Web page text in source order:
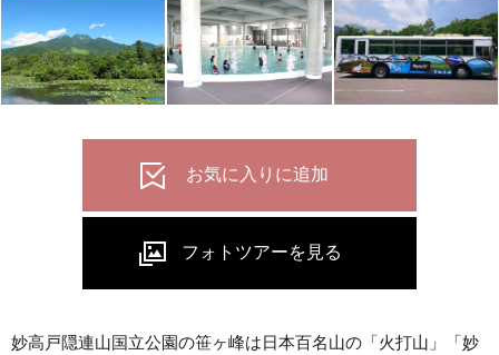
妙高戸隠連山国立公園の笹ヶ峰は日本百名山の「火打山」「妙